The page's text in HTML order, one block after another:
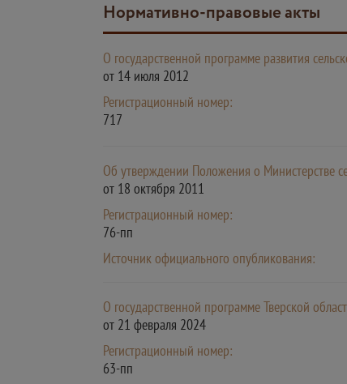
Нормативно-правовые акты
О государственной программе развития
от 14 июля 2012
Регистрационный номер:
717
Об утверждении Положения о Министерстве
от 18 октября 2011
Регистрационный номер:
76-пп
Источник официального опубликования:
О государственной программе Тверской
от 21 февраля 2024
Регистрационный номер:
63-пп